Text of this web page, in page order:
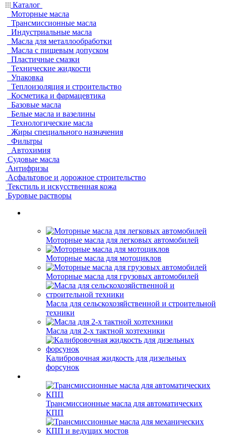
Каталог
Моторные масла
Трансмиссионные масла
Индустриальные масла
Масла для металлообработки
Масла с пищевым допуском
Пластичные смазки
Технические жидкости
Упаковка
Теплоизоляция и строительство
Косметика и фармацевтика
Базовые масла
Белые масла и вазелины
Технологические масла
Жиры специального назначения
Фильтры
Автохимия
Судовые масла
Антифризы
Асфальтовое и дорожное строительство
Текстиль и искусственная кожа
Буровые растворы
Моторные масла для легковых автомобилей
Моторные масла для мотоциклов
Моторные масла для грузовых автомобилей
Масла для сельскохозяйственной и строительной
техники
Масла для 2-х тактной хозтехники
Калибровочная жидкость для дизельных
форсунок
Трансмиссионные масла для автоматических
КПП